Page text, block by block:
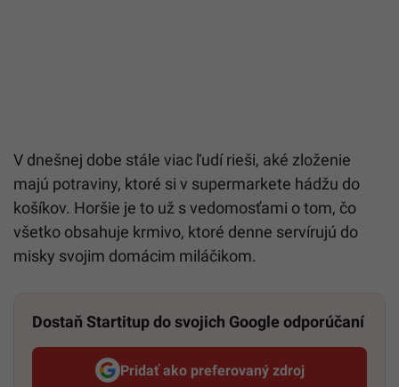
V dnešnej dobe stále viac ľudí rieši, aké zloženie
majú potraviny, ktoré si v supermarkete hádžu do
košíkov. Horšie je to už s vedomosťami o tom, čo
všetko obsahuje krmivo, ktoré denne servírujú do
misky svojim domácim miláčikom.
Dostaň Startitup do svojich Google odporúčaní
Pridať ako preferovaný zdroj
Startitup, odkaz sa otvorí v